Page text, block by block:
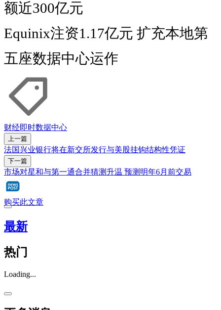
额近300亿元
Equinix注资1.17亿元 扩充本地第
五座数据中心运作
财经即时数据中心
上一篇
法国兴业银行将在新交所发行与美股挂钩结构性凭证
下一篇
市场对星和与第一通合并猜测升温 预测明年6月前交易
购买此文章
最新
热门
Loading...